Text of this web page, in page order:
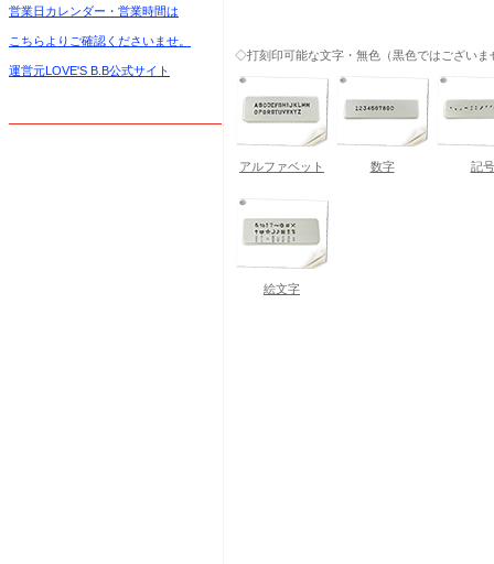
営業日カレンダー・営業時間は
こちらよりご確認くださいませ。
運営元LOVE'S B.B公式サイト
◇打刻印可能な文字・無色（黒色ではございま
アルファベット 数字 記号
絵文字